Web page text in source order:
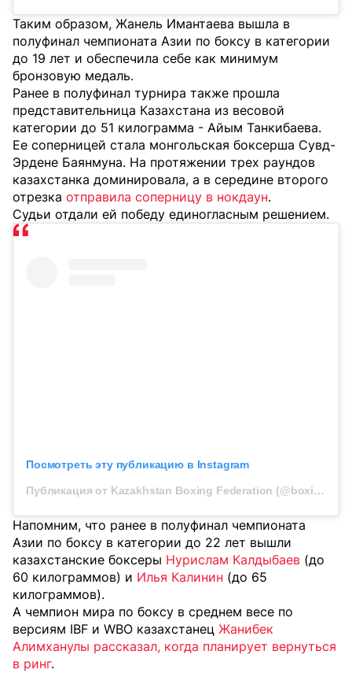
Таким образом, Жанель Имантаева вышла в
полуфинал чемпионата Азии по боксу в категории
до 19 лет и обеспечила себе как минимум
бронзовую медаль.
Ранее в полуфинал турнира также прошла
представительница Казахстана из весовой
категории до 51 килограмма - Айым Танкибаева.
Ее соперницей стала монгольская боксерша Сувд-
Эрдене Баянмуна. На протяжении трех раундов
казахстанка доминировала, а в середине второго
отрезка отправила соперницу в нокдаун.
Судьи отдали ей победу единогласным решением.
Посмотреть эту публикацию в Instagram
Публикация от Kazakhstan Boxing Federation (@boxingkazakhstan)
Напомним, что ранее в полуфинал чемпионата
Азии по боксу в категории до 22 лет вышли
казахстанские боксеры Нурислам Калдыбаев (до
60 килограммов) и Илья Калинин (до 65
килограммов).
А чемпион мира по боксу в среднем весе по
версиям IBF и WBO казахстанец Жанибек
Алимханулы рассказал, когда планирует вернуться
в ринг.